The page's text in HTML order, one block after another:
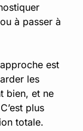
à passer à
est
les
bien, et ne
plus
totale.